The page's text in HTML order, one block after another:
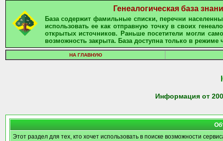
Генеалогическая база
База содержит фамильные списки, перечни
использовать ее как отправную точку в своих
открытых источников. Раньше посетители могли
возможность закрыта. База доступна только в режиме
НА ГЛАВНУЮ
Информация от
Этот раздел для тех, кто хочет использовать в поиске возможности